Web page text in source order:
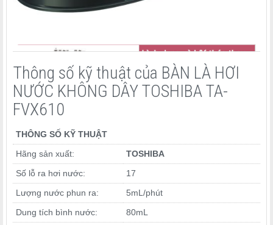
Thông số kỹ thuật của BÀN LÀ HƠI
NƯỚC KHÔNG DÂY TOSHIBA TA-
FVX610
THÔNG SỐ KỸ THUẬT
Hãng sản xuất:
TOSHIBA
Số lỗ ra hơi nước:
17
Lượng nước phun ra:
5mL/phút
Dung tích bình nước:
80mL